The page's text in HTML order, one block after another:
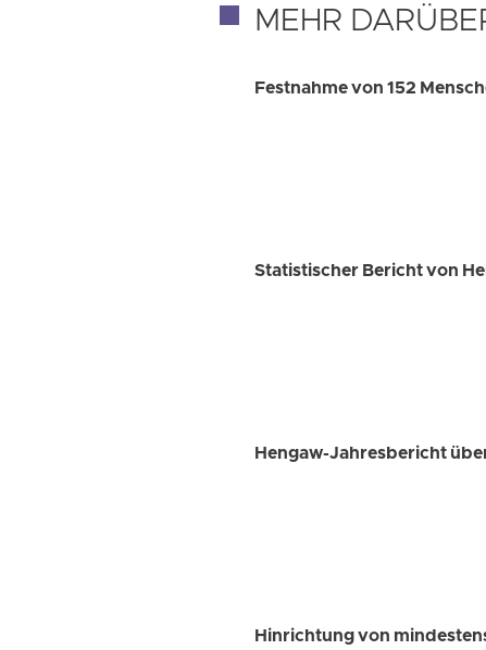
MEHR
Festnahme von 152
Statistischer Bericht von
Hengaw-Jahresbericht
Hinrichtung von